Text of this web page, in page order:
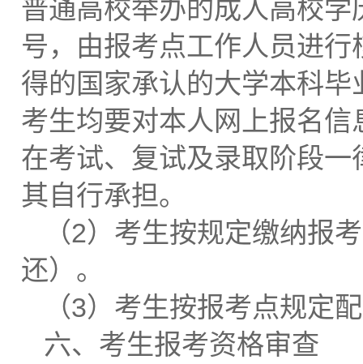
普通高校举办的成人高校
号，由报考点工作人员进
得的国家承认的大学本科
考生均要对本人网上报名
在考试、复试及录取阶段
其自行承担。
（2）考生按规定缴纳报
还）。
（3）考生按报考点规定
六、考生报考资格审查